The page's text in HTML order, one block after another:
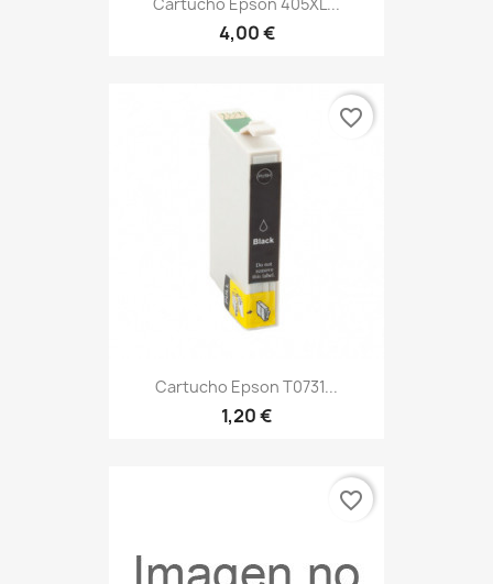
4,00 €
Cartucho Epson T0731...
1,20 €
favorite_border
favorite_border